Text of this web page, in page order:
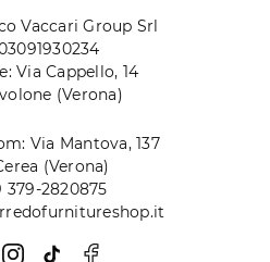
Vaccari Group Srl
Via Cappello, 14
(Verona)
Via Mantova, 137
(Verona)
379-2820875